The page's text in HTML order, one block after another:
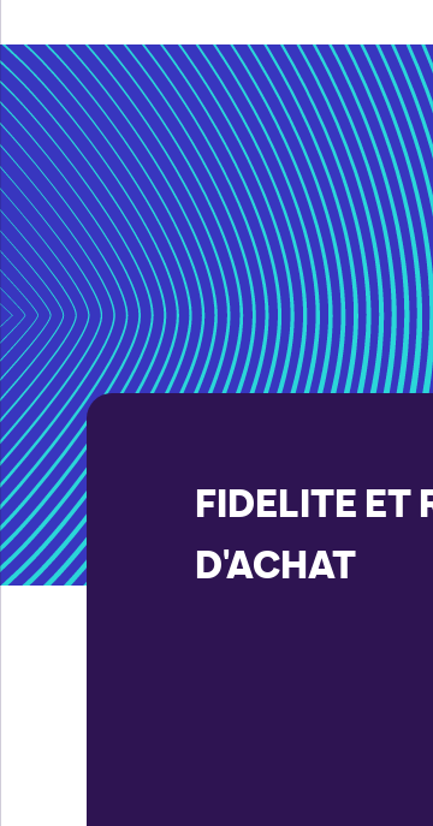
FIDELITE ET
D'ACHAT